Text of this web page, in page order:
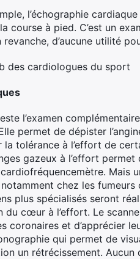
l’échographie
course à pied. C’est un
revanche, d’aucune utilité
des cardiologues du sport
l’examen
permet de dépister
la tolérance à l’effort de
gazeux à l’effort
cardiofréquencemètre.
chez les
plus spécialisés seront
du cœur à l’effort. Le
coronaires et d’apprécier
qui permet de
un rétrécissement. Aucun